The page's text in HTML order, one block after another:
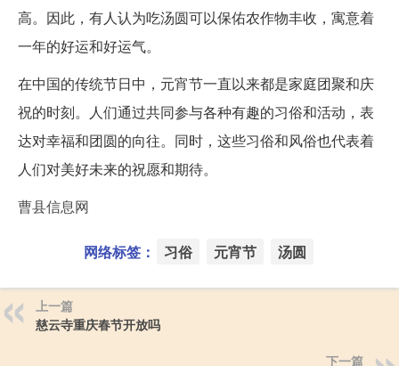
高。因此，有人认为吃汤圆可以保佑农作物丰收，寓意着
一年的好运和好运气。
在中国的传统节日中，元宵节一直以来都是家庭团聚和庆
祝的时刻。人们通过共同参与各种有趣的习俗和活动，表
达对幸福和团圆的向往。同时，这些习俗和风俗也代表着
人们对美好未来的祝愿和期待。
曹县信息网
网络标签： 习俗 元宵节 汤圆
上一篇
慈云寺重庆春节开放吗
下一篇